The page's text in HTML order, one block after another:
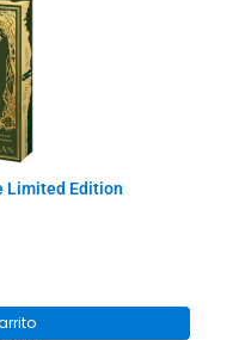
Limited Edition